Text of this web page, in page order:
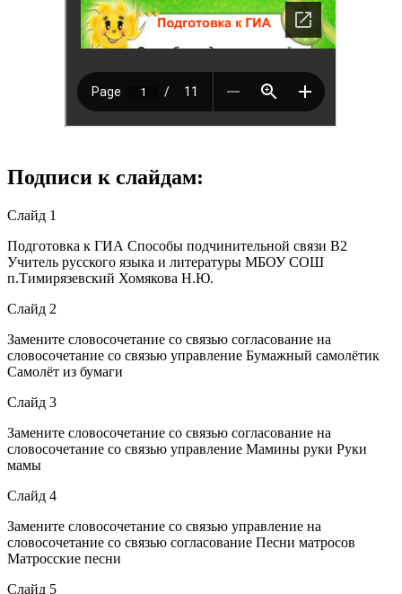
Подписи к слайдам:
Слайд 1
Подготовка к ГИА Способы подчинительной связи В2
Учитель русского языка и литературы МБОУ СОШ
п.Тимирязевский Хомякова Н.Ю.
Слайд 2
Замените словосочетание со связью согласование на
словосочетание со связью управление Бумажный самолётик
Самолёт из бумаги
Слайд 3
Замените словосочетание со связью согласование на
словосочетание со связью управление Мамины руки Руки
мамы
Слайд 4
Замените словосочетание со связью управление на
словосочетание со связью согласование Песни матросов
Матросские песни
Слайд 5